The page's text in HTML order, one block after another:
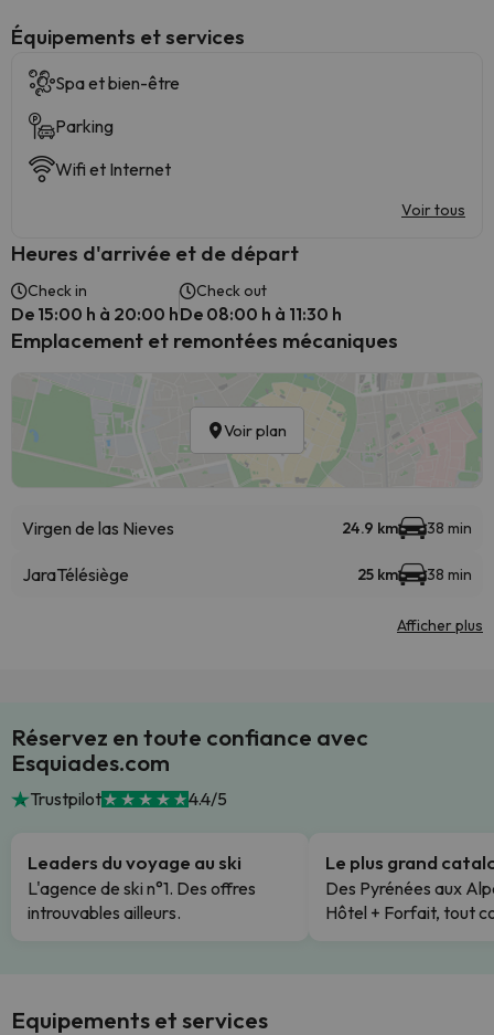
​Équipements et services
Spa et bien-être
Parking
Wifi et Internet
Voir tous
Heures d'arrivée et de départ
Check in
De 15:00 h à 20:00 h
Check out
De 08:00 h à 11:30 h
Emplacement et remontées mécaniques
Voir plan
Virgen de las Nieves 24.9 km 38 min
JaraTélésiège 25 km 38 min
Afficher plus
Réservez en toute confiance avec
Esquiades.com
Trustpilot 4.4/5
Leaders du voyage au ski
L'agence de ski n°1. Des offres
introuvables ailleurs.
Le plus grand
Des Pyrénées aux
Hôtel + Forfait, tout
Equipements et services